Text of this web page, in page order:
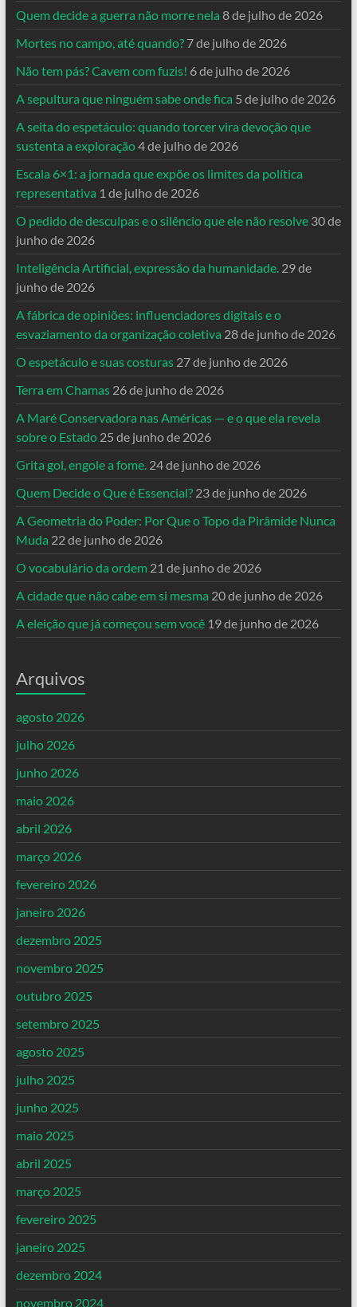
Quem decide a guerra não morre nela 8 de julho de 2026
Mortes no campo, até quando? 7 de julho de 2026
Não tem pás? Cavem com fuzis! 6 de julho de 2026
A sepultura que ninguém sabe onde fica 5 de julho de 2026
A seita do espetáculo: quando torcer vira devoção que
sustenta a exploração4 de julho de 2026
Escala 6×1: a jornada que expõe os limites da política
representativa 1 de julho de 2026
O pedido de desculpas e o silêncio que ele não resolve 30 de
junho de 2026
Inteligência Artificial, expressão da humanidade. 29 de
junho de 2026
A fábrica de opiniões: influenciadores digitais e o
esvaziamento da organização coletiva 28 de junho de 2026
O espetáculo e suas costuras 27 de junho de 2026
Terra em Chamas 26 de junho de 2026
A Maré Conservadora nas Américas — e o que ela revela
sobre o Estado 25 de junho de 2026
Grita gol, engole a fome. 24 de junho de 2026
Quem Decide o Que é Essencial? 23 de junho de 2026
A Geometria do Poder: Por Que o Topo da Pirâmide Nunca
Muda 22 de junho de 2026
O vocabulário da ordem 21 de junho de 2026
A cidade que não cabe em si mesma 20 de junho de 2026
A eleição que já começou sem você 19 de junho de 2026
Arquivos
agosto 2026
julho 2026
junho 2026
maio 2026
abril 2026
março 2026
fevereiro 2026
janeiro 2026
dezembro 2025
novembro 2025
outubro 2025
setembro 2025
agosto 2025
julho 2025
junho 2025
maio 2025
abril 2025
março 2025
fevereiro 2025
janeiro 2025
dezembro 2024
novembro 2024